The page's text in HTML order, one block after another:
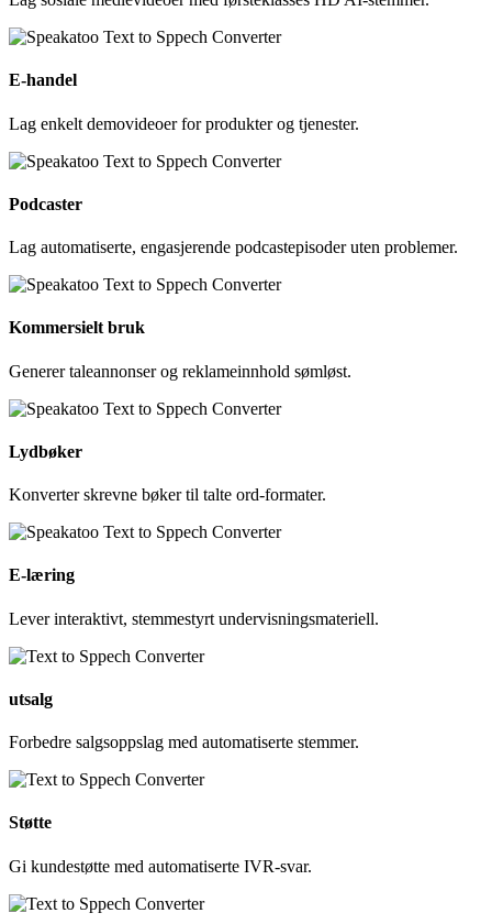
E-handel
Lag enkelt demovideoer for produkter og tjenester.
Podcaster
Lag automatiserte, engasjerende podcastepisoder uten problemer.
Kommersielt bruk
Generer taleannonser og reklameinnhold sømløst.
Lydbøker
Konverter skrevne bøker til talte ord-formater.
E-læring
Lever interaktivt, stemmestyrt undervisningsmateriell.
utsalg
Forbedre salgsoppslag med automatiserte stemmer.
Støtte
Gi kundestøtte med automatiserte IVR-svar.